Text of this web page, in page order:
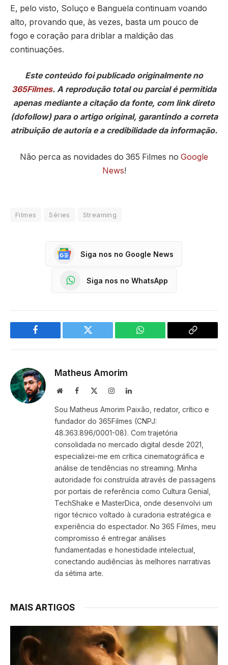
E, pelo visto, Soluço e Banguela continuam voando
alto, provando que, às vezes, basta um pouco de
fogo e coração para driblar a maldição das
continuações.
Este conteúdo foi publicado originalmente no
365Filmes. A reprodução total ou parcial é permitida
apenas mediante a citação da fonte, com link direto
(dofollow) para o artigo original, garantindo a correta
atribuição de autoria e a credibilidade da informação.
Não perca as novidades do 365 Filmes no Google
News!
Filmes Séries Streaming
Siga nos no Google News
Siga nos no WhatsApp
Facebook Twitter WhatsApp
Copy
Matheus Amorim
WebsiteFacebook InstagramLinkedIn
Sou Matheus Amorim Paixão, redator, crítico e
fundador do 365Filmes (CNPJ:
48.363.896/0001-08). Com trajetória
consolidada no mercado digital desde 2021,
especializei-me em crítica cinematográfica e
análise de tendências no streaming. Minha
autoridade foi construída através de passagens
por portais de referência como Cultura Genial,
TechShake e MasterDica, onde desenvolvi um
rigor técnico voltado à curadoria estratégica e
experiência do espectador. No 365 Filmes, meu
compromisso é entregar análises
fundamentadas e honestidade intelectual,
conectando audiências às melhores narrativas
da sétima arte.
MAIS ARTIGOS